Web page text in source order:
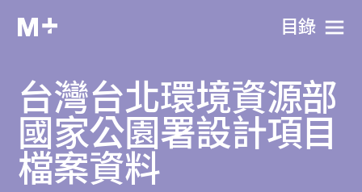
目​錄
台灣台北環境資源部
國家公園署設計項目
檔案資料